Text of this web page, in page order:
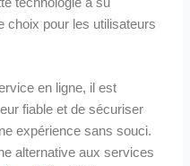
choix pour les utilisateurs
en ligne, il est
fiable et de sécuriser
expérience sans souci.
alternative aux services